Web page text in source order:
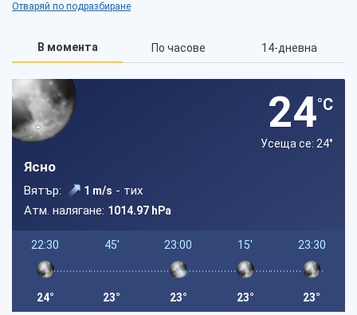
Отваряй по подразбиране
В момента По часове 14-дневна
24°C
Усеща се: 24°
Ясно
Вятър: 1 m/s - тих
Атм. налягане: 1014.97 hPa
22:30
24°
45'
23°
23:00
23°
15'
23°
23:30
23°